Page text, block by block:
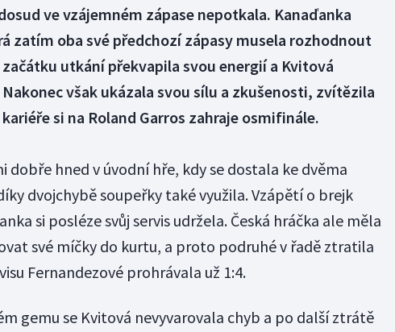
ve vzájemném zápase nepotkala. Kanaďanka
zatím oba své předchozí zápasy musela rozhodnout
utkání překvapila svou energií a Kvitová
však ukázala svou sílu a zkušenosti, zvítězila
si na Roland Garros zahraje osmifinále.
dobře hned v úvodní hře, kdy se dostala ke dvěma
dvojchybě soupeřky také využila. Vzápětí o brejk
si posléze svůj servis udržela. Česká hráčka ale měla
své míčky do kurtu, a proto podruhé v řadě ztratila
Fernandezové prohrávala už 1:4.
gemu se Kvitová nevyvarovala chyb a po další ztrátě